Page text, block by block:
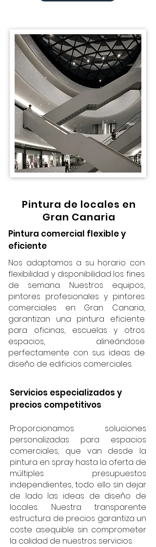
Pintura de locales en
Gran Canaria
Pintura comercial flexible y
eficiente
Nos adaptamos a su horario con
flexibilidad y disponibilidad los fines
de semana. Nuestros equipos,
pintores profesionales y pintores
comerciales en Gran Canaria,
garantizan una pintura eficiente
para oficinas, escuelas y otros
espacios, alineándose
perfectamente con sus ideas de
diseño de edificios comerciales.
Servicios especializados y
precios competitivos
Proporcionamos soluciones
personalizadas para espacios
comerciales, que van desde la
pintura en spray hasta la oferta de
múltiples presupuestos
independientes, todo ello sin dejar
de lado las ideas de diseño de
locales. Nuestra transparente
estructura de precios garantiza un
coste asequible sin comprometer
la calidad de nuestros servicios.